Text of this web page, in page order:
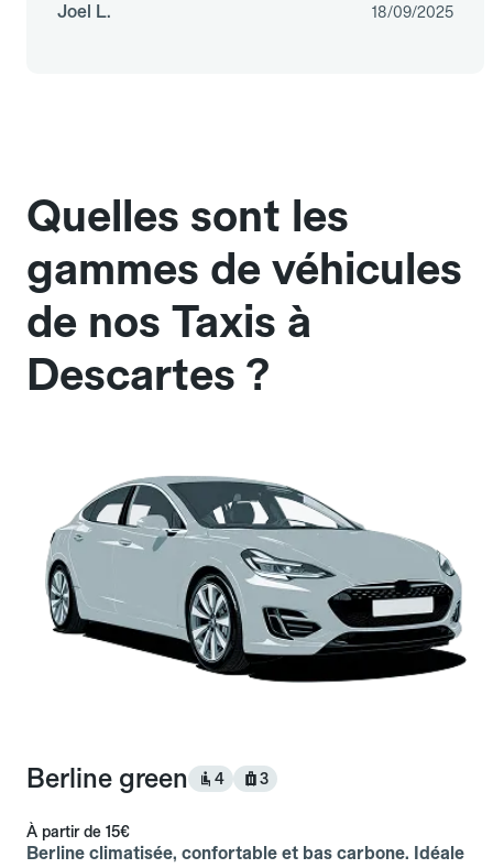
Joel L. 18/09/2025
Quelles sont les
gammes de véhicules
de nos Taxis à
Descartes ?
Berline green 4 3
À partir de 15€
Berline climatisée, confortable et bas carbone. Idéale